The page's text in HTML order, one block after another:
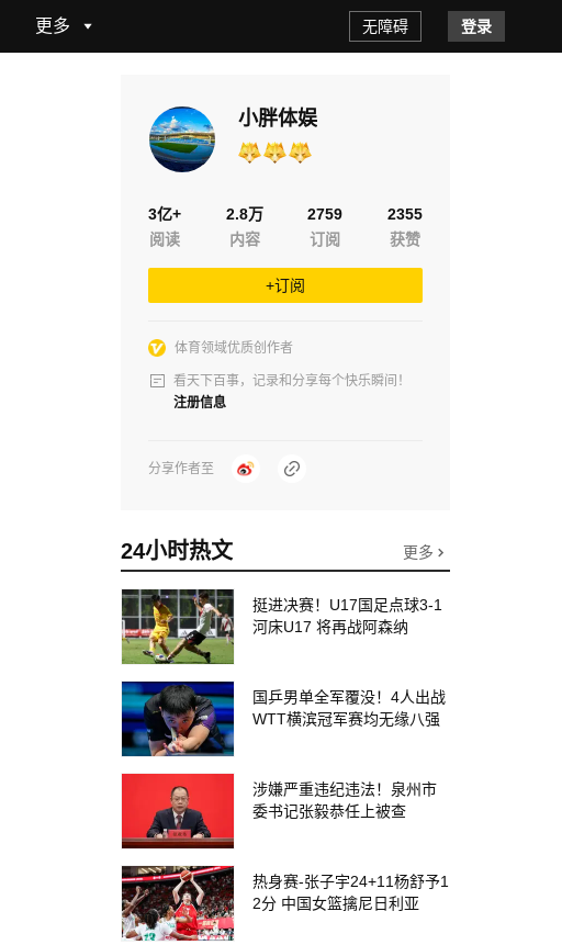
更多 登录
无障碍
小胖体娱
3亿+
阅读
2.8万
内容
2759
订阅
2355
获赞
+订阅
体育领域优质创作者
看天下百事，记录和分享每个快乐瞬间！
注册信息
分享作者至
24小时热文 更多
挺进决赛！U17国足点球3-1
河床U17 将再战阿森纳
国乒男单全军覆没！4人出战
WTT横滨冠军赛均无缘八强
涉嫌严重违纪违法！泉州市
委书记张毅恭任上被查
热身赛-张子宇24+11杨舒予1
2分 中国女篮擒尼日利亚